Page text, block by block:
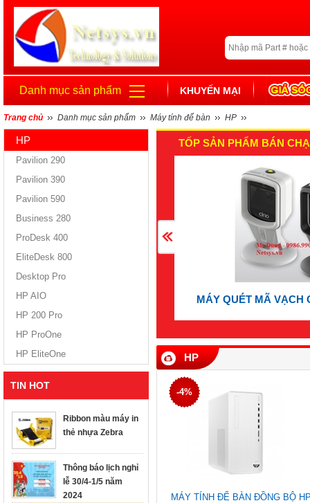
Danh mục sản phẩm KHUYẾN MẠI
Trang chủ Danh mục sản phẩm Máy tính để bàn HP
HP
Pavilion 290
Pavilion 390
Pavilion 590
Business 280
ProDesk 400
EliteDesk 800
Desktop Pro
HP AIO
HP 200 Pro
HP ProOne
HP EliteOne
TIN HOT
Ribbon màu máy in
thẻ nhựa Zebra
Thông báo lịch nghỉ
lễ 30/4-1/5 năm
2024
TỐP SẢN PHẨM BÁN
MÁY QUÉT MÃ VẠCH
HP
-4%
MÁY TÍNH ĐỂ BÀN ĐỒNG BỘ